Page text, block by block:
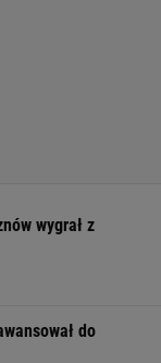
wygrał z
do